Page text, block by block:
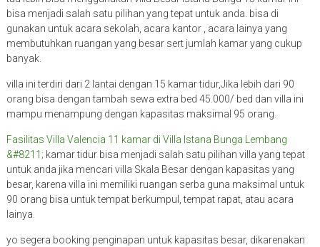
bisa menjadi salah satu pilihan yang tepat untuk anda. bisa di
gunakan untuk acara sekolah, acara kantor , acara lainya yang
membutuhkan ruangan yang besar sert jumlah kamar yang cukup
banyak.
villa ini terdiri dari 2 lantai dengan 15 kamar tidur,Jika lebih dari 90
orang bisa dengan tambah sewa extra bed 45.000/ bed dan villa ini
mampu menampung dengan kapasitas maksimal 95 orang.
Fasilitas Villa Valencia 11 kamar di Villa Istana Bunga Lembang
&#8211; kamar tidur bisa menjadi salah satu pilihan villa yang tepat
untuk anda jika mencari villa Skala Besar dengan kapasitas yang
besar, karena villa ini memiliki ruangan serba guna maksimal untuk
90 orang bisa untuk tempat berkumpul, tempat rapat, atau acara
lainya.
yo segera booking penginapan untuk kapasitas besar, dikarenakan